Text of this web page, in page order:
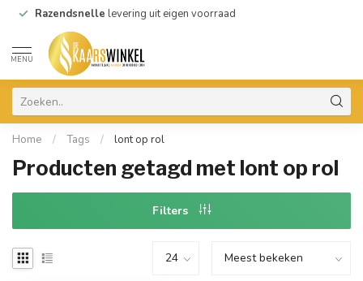
Razendsnelle levering uit eigen voorraad
MENU
Home / Tags / lont op rol
Producten getagd met lont op rol
Filters